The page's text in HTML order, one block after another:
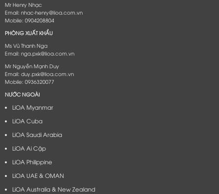
Mr Henry Nhạc
Email: nhac-henry@lioa.com.vn
Mobile: 0904208804
PHÒNG XUẤT KHẨU
Ms Vũ Thanh Nga
Email: nga.pxk@lioa.com.vn
Mr Nguyễn Mạnh Duy
Email: duy.pxk@lioa.com.vn
Mobile: 0936320077
NƯỚC NGOÀI
LiOA Myanmar
LiOA Cuba
LiOA Saudi Arabia
LiOA Ai Cập
LiOA Philippine
LiOA UAE & OMAN
LiOA Australia & New Zealand